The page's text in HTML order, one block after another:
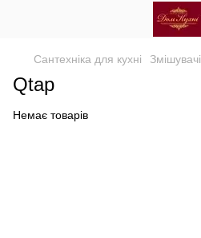
Сантехніка для кухні Змішувачі
Qtap
Немає товарів